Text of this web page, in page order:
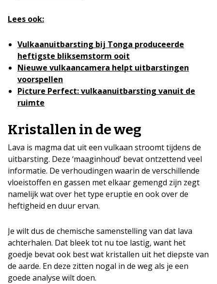
Lees ook:
Vulkaanuitbarsting bij Tonga produceerde
heftigste bliksemstorm ooit
Nieuwe vulkaancamera helpt uitbarstingen
voorspellen
Picture Perfect: vulkaanuitbarsting vanuit de
ruimte
Kristallen in de weg
Lava is magma dat uit een vulkaan stroomt tijdens de
uitbarsting. Deze ‘maaginhoud’ bevat ontzettend veel
informatie. De verhoudingen waarin de verschillende
vloeistoffen en gassen met elkaar gemengd zijn zegt
namelijk wat over het type eruptie en ook over de
heftigheid en duur ervan.
Je wilt dus de chemische samenstelling van dat lava
achterhalen. Dat bleek tot nu toe lastig, want het
goedje bevat ook best wat kristallen uit het diepste van
de aarde. En deze zitten nogal in de weg als je een
goede analyse wilt doen.